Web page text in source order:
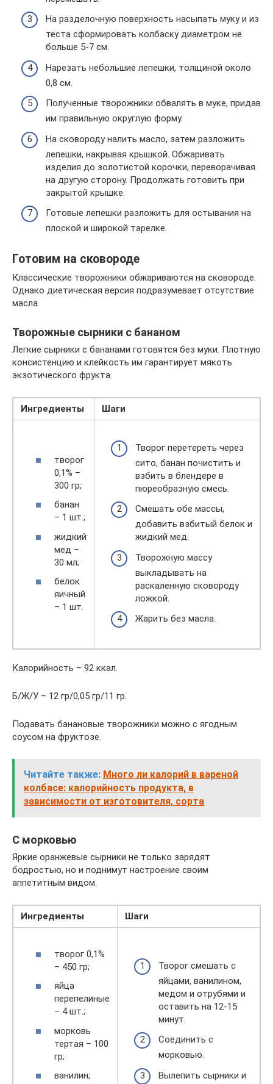
На разделочную поверхность насыпать муку и из
теста сформировать колбаску диаметром не
больше 5-7 см.
Нарезать небольшие лепешки, толщиной около
0,8 см.
Полученные творожники обвалять в муке, придав
им правильную округлую форму.
На сковороду налить масло, затем разложить
лепешки, накрывая крышкой. Обжаривать
изделия до золотистой корочки, переворачивая
на другую сторону. Продолжать готовить при
закрытой крышке.
Готовые лепешки разложить для остывания на
плоской и широкой тарелке.
Готовим на сковороде
Классические творожники обжариваются на сковороде.
Однако диетическая версия подразумевает отсутствие
масла.
Творожные сырники с бананом
Легкие сырники с бананами готовятся без муки. Плотную
консистенцию и клейкость им гарантирует мякоть
экзотического фрукта.
Ингредиенты Шаги
творог
0,1% –
300 гр;
банан
– 1 шт.;
жидкий
мед –
30 мл;
белок
яичный
– 1 шт.
Творог перетереть через
сито, банан почистить и
взбить в блендере в
пюреобразную смесь.
Смешать обе массы,
добавить взбитый белок и
жидкий мед.
Творожную массу
выкладывать на
раскаленную сковороду
ложкой.
Жарить без масла.
Калорийность – 92 ккал.
Б/Ж/У – 12 гр/0,05 гр/11 гр.
Подавать банановые творожники можно с ягодным
соусом на фруктозе.
Читайте также: Много ли калорий в вареной
колбасе: калорийность продукта, в
зависимости от изготовителя, сорта
С морковью
Яркие оранжевые сырники не только зарядят
бодростью, но и поднимут настроение своим
аппетитным видом.
Ингредиенты Шаги
творог 0,1%
– 450 гр;
яйца
перепелиные
– 4 шт.;
морковь
тертая – 100
гр;
ванилин;
Творог смешать с
яйцами, ванилином,
медом и отрубями и
оставить на 12-15
минут.
Соединить с
морковью.
Вылепить сырники и